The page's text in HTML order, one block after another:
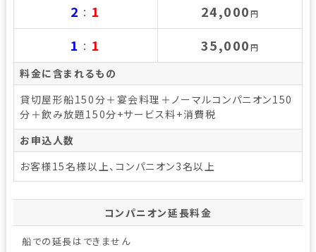
2 ： 1 24,000円
1 ： 1 35,000円
料金に含まれるもの
貸切屋形船150分＋宴会料理＋ノーマルコンパニオン150
分＋飲み放題150分+サービス料+消費税
お申込人数
お客様15名様以上、コンパニオン3名以上
コンパニオン延長料金
船での延長はできません